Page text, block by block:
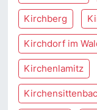
Kirchberg
Kirchdorf im
Kirchenlamitz